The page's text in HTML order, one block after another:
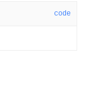
code